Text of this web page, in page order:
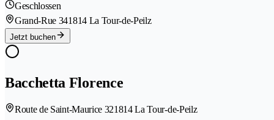
Geschlossen
Grand-Rue 341814 La Tour-de-Peilz
Jetzt buchen
Bacchetta Florence
Route de Saint-Maurice 321814 La Tour-de-Peilz